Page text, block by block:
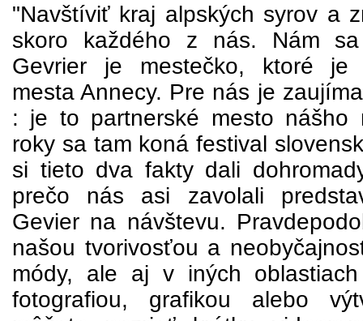
"Navštíviť kraj alpských syrov a
skoro každého z nás. Nám
Gevrier je mestečko, ktoré je
mesta Annecy. Pre nás je
: je to partnerské mesto nášho
roky sa tam koná festival
si tieto dva fakty dali
prečo nás asi zavolali
Gevier na návštevu.
našou tvorivosťou a
módy, ale aj v iných
fotografiou, grafikou alebo